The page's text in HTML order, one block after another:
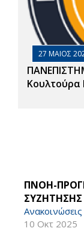
27 ΜΑΙΟΣ
Κουλτούρα
ΠΝΟΗ-
ΣΥΖΗΤΗΣΗΣ
10 Οκτ 2025